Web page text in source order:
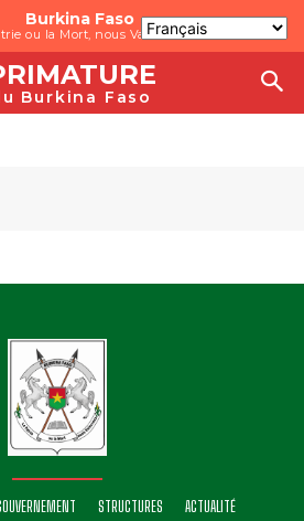
Burkina Faso
ou la Mort, nous Vaincrons
Burkina Faso
STRUCTURES
ACTUALITÉ